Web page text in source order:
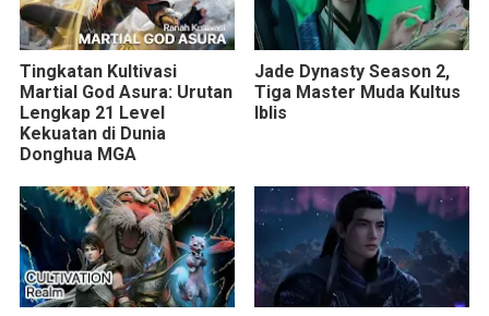
Tingkatan Kultivasi
Martial God Asura: Urutan
Lengkap 21 Level
Kekuatan di Dunia
Donghua MGA
Jade Dynasty Season 2,
Tiga Master Muda Kultus
Iblis